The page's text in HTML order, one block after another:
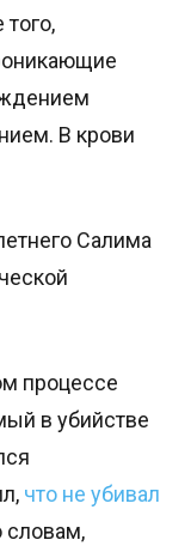
В крови
Салима
процессе
в убийстве
что не убивал
словам,